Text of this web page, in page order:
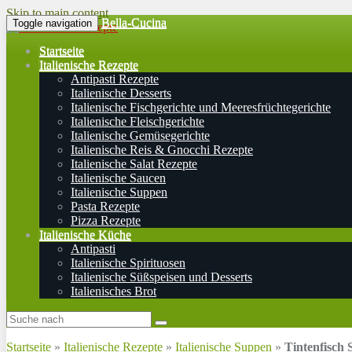
Skip to main content
Toggle navigation Bella-Cucina
Startseite
Italienische Rezepte
Antipasti Rezepte
Italienische Desserts
Italienische Fischgerichte und Meeresfrüchtegerichte
Italienische Fleischgerichte
Italienische Gemüsegerichte
Italienische Reis & Gnocchi Rezepte
Italienische Salat Rezepte
Italienische Saucen
Italienische Suppen
Pasta Rezepte
Pizza Rezepte
Italienische Küche
Antipasti
Italienische Spirituosen
Italienische Süßspeisen und Desserts
Italienisches Brot
Startseite » Italienische Rezepte » Italienische Suppen » Tintenfisch